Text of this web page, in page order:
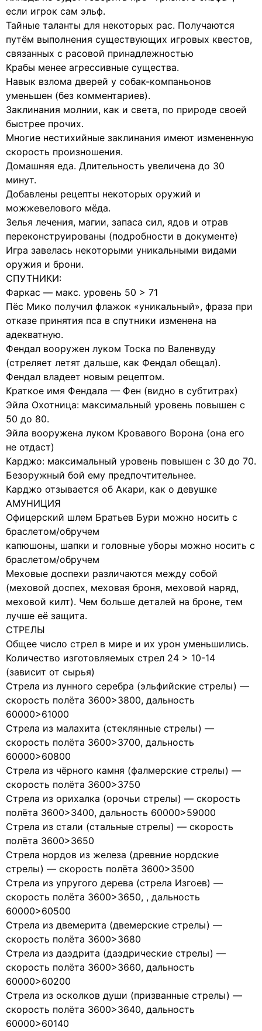
если игрок сам эльф.
Тайные таланты для некоторых рас. Получаются
путём выполнения существующих игровых квестов,
связанных с расовой принадлежностью
Крабы менее агрессивные существа.
Навык взлома дверей у собак-компаньонов
уменьшен (без комментариев).
Заклинания молнии, как и света, по природе своей
быстрее прочих.
Многие нестихийные заклинания имеют измененную
скорость произношения.
Домашняя еда. Длительность увеличена до 30
минут.
Добавлены рецепты некоторых оружий и
можжевелового мёда.
Зелья лечения, магии, запаса сил, ядов и отрав
переконструированы (подробности в документе)
Игра завелась некоторыми уникальными видами
оружия и брони.
СПУТНИКИ:
Фаркас — макс. уровень 50 > 71
Пёс Мико получил флажок «уникальный», фраза при
отказе принятия пса в спутники изменена на
адекватную.
Фендал вооружен луком Тоска по Валенвуду
(стреляет летят дальше, как Фендал обещал).
Фендал владеет новым рецептом.
Краткое имя Фендала — Фен (видно в субтитрах)
Эйла Охотница: максимальный уровень повышен с
50 до 80.
Эйла вооружена луком Кровавого Ворона (она его
не отдаст)
Карджо: максимальный уровень повышен с 30 до 70.
Безоружный бой ему предпочтительнее.
Карджо отзывается об Акари, как о девушке
АМУНИЦИЯ
Офицерский шлем Братьев Бури можно носить с
браслетом/обручем
капюшоны, шапки и головные уборы можно носить с
браслетом/обручем
Меховые доспехи различаются между собой
(меховой доспех, меховая броня, меховой наряд,
меховой килт). Чем больше деталей на броне, тем
лучше её защита.
СТРЕЛЫ
Общее число стрел в мире и их урон уменьшились.
Количество изготовляемых стрел 24 > 10-14
(зависит от сырья)
Стрела из лунного серебра (эльфийские стрелы) —
скорость полёта 3600>3800, дальность
60000>61000
Стрела из малахита (стеклянные стрелы) —
скорость полёта 3600>3700, дальность
60000>60800
Стрела из чёрного камня (фалмерские стрелы) —
скорость полёта 3600>3750
Стрела из орихалка (орочьи стрелы) — скорость
полёта 3600>3400, дальность 60000>59000
Стрела из стали (стальные стрелы) — скорость
полёта 3600>3650
Стрела нордов из железа (древние нордские
стрелы) — скорость полёта 3600>3500
Стрела из упругого дерева (стрела Изгоев) —
скорость полёта 3600>3650, , дальность
60000>60500
Стрела из двемерита (двемерские стрелы) —
скорость полёта 3600>3680
Стрела из даэдрита (даэдрические стрелы) —
скорость полёта 3600>3660, дальность
60000>60200
Стрела из осколков души (призванные стрелы) —
скорость полёта 3600>3640, дальность
60000>60140